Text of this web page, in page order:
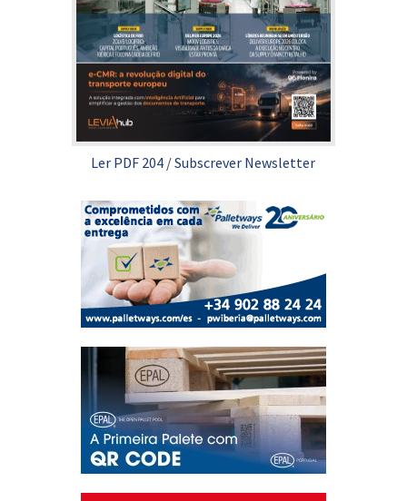
Ler PDF 204 /Subscrever Newsletter